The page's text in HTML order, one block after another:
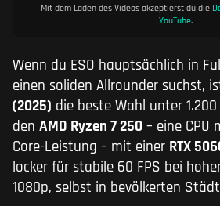
Mit dem Laden des Videos akzeptierst du die
YouTube.
Wenn du ESO hauptsächlich in
einen soliden Allrounder suchst,
(2025) die beste Wahl unter
den AMD Ryzen 7 250 – eine CPU
Core-Leistung – mit einer RTX
locker für stabile 60 FPS bei
1080p, selbst in bevölkerten